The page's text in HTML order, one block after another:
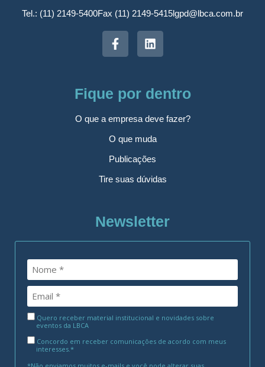
Tel.: (11) 2149-5400Fax (11) 2149-5415lgpd@lbca.com.br
Fique por dentro
O que a empresa deve fazer?
O que muda
Publicações
Tire suas dúvidas
Newsletter
Quero receber material institucional e novidades sobre
eventos da LBCA
Concordo em receber comunicações de acordo com meus
interesses.*